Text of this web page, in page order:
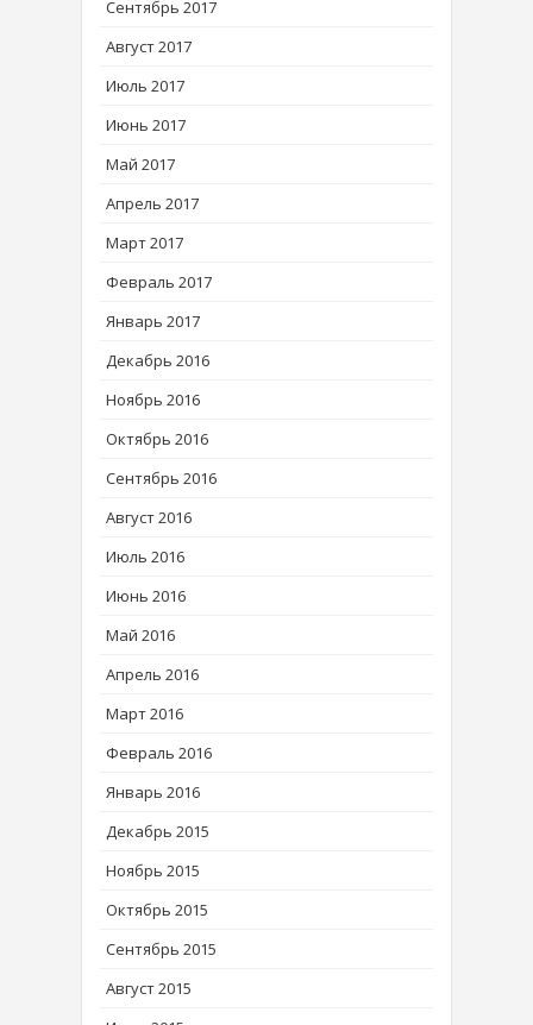
Сентябрь 2017
Август 2017
Июль 2017
Июнь 2017
Май 2017
Апрель 2017
Март 2017
Февраль 2017
Январь 2017
Декабрь 2016
Ноябрь 2016
Октябрь 2016
Сентябрь 2016
Август 2016
Июль 2016
Июнь 2016
Май 2016
Апрель 2016
Март 2016
Февраль 2016
Январь 2016
Декабрь 2015
Ноябрь 2015
Октябрь 2015
Сентябрь 2015
Август 2015